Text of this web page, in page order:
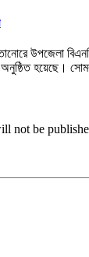
তানোরে উপজেলা
অনুষ্ঠিত হয়েছে।
not be